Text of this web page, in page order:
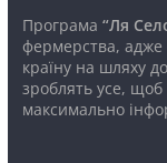
Програма “Ля
фермерства, адже
країну на шляху
зроблять усе,
максимально